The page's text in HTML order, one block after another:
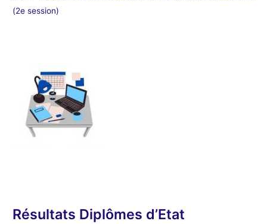
(2e session)
Résultats Diplômes d’Etat